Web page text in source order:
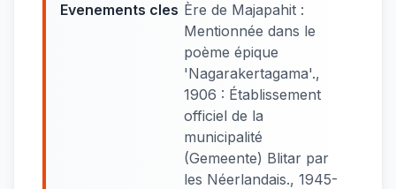
Evenements cles Ère de Majapahit :
Mentionnée dans le
poème épique
'Nagarakertagama'.,
1906 : Établissement
officiel de la
municipalité
(Gemeente) Blitar par
les Néerlandais., 1945-